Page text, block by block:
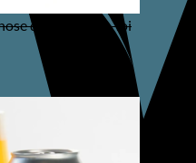
qui Danse en Toi